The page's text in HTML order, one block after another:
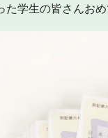
学生の皆さんお